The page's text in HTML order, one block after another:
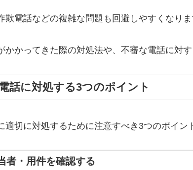
欺電話などの複雑な問題も回避しやすくなりま
かかってきた際の対処法や、不審な電話に対
話に対処する3つのポイント
適切に対処するために注意すべき3つのポイン
者・用件を確認する